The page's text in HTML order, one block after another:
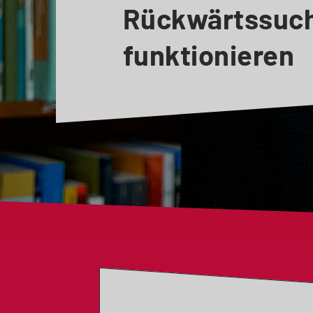
funktionieren